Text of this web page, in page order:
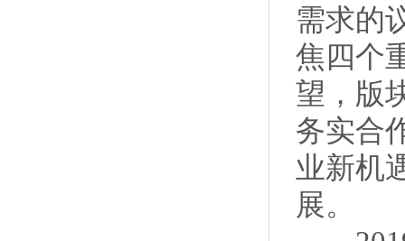
需求的
焦四个
望，版
务实合
业新机
展。